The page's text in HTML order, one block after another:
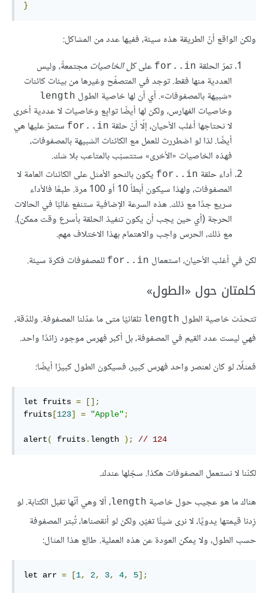
}
ولكن الواقع أنّ الطريقة هذه سيئة، ففيها عدد من المشاكل:
تمرّ الحلقة for..in علىكل الخاصياتمجتمعةً، وليس
العددية منها فقط. توجد في المتصفّح وغيرها من بيئات كائنات
«شبيهة بالمصفوفات». أي أن لها خاصية الطول length
وخاصيات الفهارس، ولكن لها أيضًا توابِع وخاصيات لا عددية أخرى
لا نحتاجها أغلب الأحيان، إلّا أنّ حلقة for..in ستمرّ عليها هي
أيضًا. لذا لو اضطررت للعمل مع الكائنات الشبيهة بالمصفوفات،
فهذه الخاصيات «الأخرى» ستتسبّب بالمتاعب بلا شك.
أداء حلقة for..in يكون بالنحو الأمثل على الكائنات العامة لا
المصفوفات، ولهذا سيكون أبطأ 10 أو 100 مرة. طبعًا فالأداء
سريع جدًا مع ذلك. هذه السرعة الإضافية ستنفع غالبًا في الحالات
الحرجة (أي حين يجب أن يكون تنفيذ الحلقة بأسرع وقت ممكن).
مع ذلك، الحرس واجب والاهتمام بهذا الاختلاف مهم.
لكن في أغلب الأحيان، استعمال for..in للمصفوفات فكرة سيئة.
كلمتان حول «الطول»
تتحدّث خاصية الطول length تلقائيًا متى ما عدّلنا المصفوفة. وللدّقة،
فهي ليست عدد القيم في المصفوفة، بل أكبر فهرس موجود زائدًا واحد.
فمثلًا، لو كان لعنصر واحد فهرس كبير، فسيكون الطول كبيرًا أيضًا:
let fruits =
[];
fruits [123] = "Apple" ;
alert( fruits. length ); // 124
لكنّنا لا نستعمل المصفوفات هكذا. سجّلها عندك.
هناك ما هو عجيب حول خاصية length، ألا وهي أنّها تقبل الكتابة. لو
زِدنا قيمتها يدويًا، لا نرى شيئًا تغيّر، ولكن لو أنقصناها، تُبتر المصفوفة
حسب الطول، ولا يمكن العودة عن هذه العملية. طالِع هذا المثال:
let arr = [1, 2, 3, 4, 5];